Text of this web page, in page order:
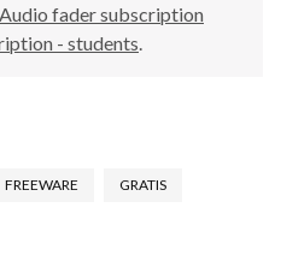
Audio fader subscription
- students
FREEWARE GRATIS